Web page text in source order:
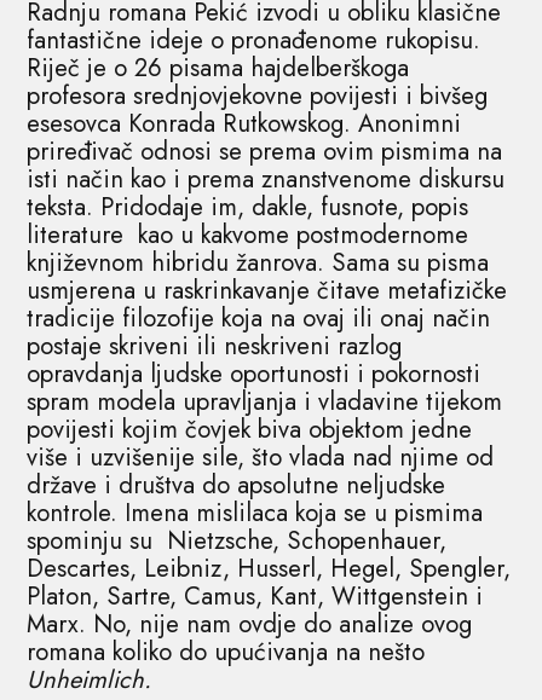
Radnju romana Pekić izvodi u obliku klasične
fantastične ideje o pronađenome rukopisu.
Riječ je o 26 pisama hajdelberškoga
profesora srednjovjekovne povijesti i bivšeg
esesovca Konrada Rutkowskog. Anonimni
priređivač odnosi se prema ovim pismima na
isti način kao i prema znanstvenome diskursu
teksta. Pridodaje im, dakle, fusnote, popis
literature kao u kakvome postmodernome
književnom hibridu žanrova. Sama su pisma
usmjerena u raskrinkavanje čitave metafizičke
tradicije filozofije koja na ovaj ili onaj način
postaje skriveni ili neskriveni razlog
opravdanja ljudske oportunosti i pokornosti
spram modela upravljanja i vladavine tijekom
povijesti kojim čovjek biva objektom jedne
više i uzvišenije sile, što vlada nad njime od
države i društva do apsolutne neljudske
kontrole. Imena mislilaca koja se u pismima
spominju su Nietzsche, Schopenhauer,
Descartes, Leibniz, Husserl, Hegel, Spengler,
Platon, Sartre, Camus, Kant, Wittgenstein i
Marx. No, nije nam ovdje do analize ovog
romana koliko do upućivanja na nešto
Unheimlich.